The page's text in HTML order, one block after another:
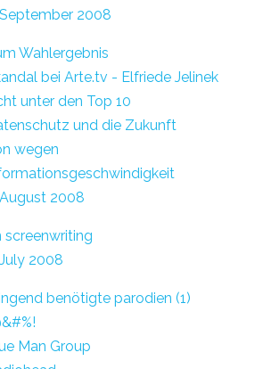
September 2008
Wahlergebnis
bei Arte.tv - Elfriede Jelinek
unter den Top 10
und die Zukunft
wegen
August 2008
screenwriting
July 2008
benötigte parodien (1)
Man Group